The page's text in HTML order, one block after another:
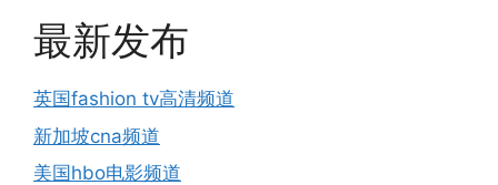
最新发布
英国fashion tv高清频道
新加坡cna频道
美国hbo电影频道